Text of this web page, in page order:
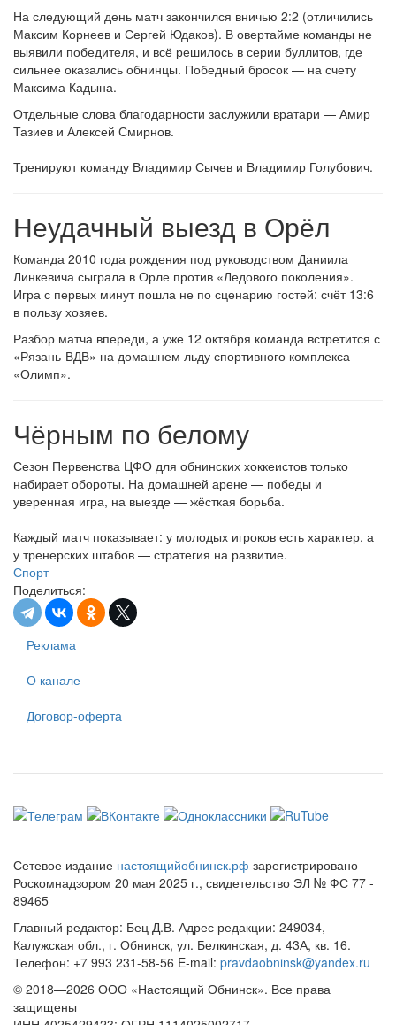
На следующий день матч закончился вничью 2:2 (отличились
Максим Корнеев и Сергей Юдаков). В овертайме команды не
выявили победителя, и всё решилось в серии буллитов, где
сильнее оказались обнинцы. Победный бросок — на счету
Максима Кадына.
Отдельные слова благодарности заслужили вратари — Амир
Тазиев и Алексей Смирнов.
Тренируют команду Владимир Сычев и Владимир Голубович.
Неудачный выезд в Орёл
Команда 2010 года рождения под руководством Даниила
Линкевича сыграла в Орле против «Ледового поколения».
Игра с первых минут пошла не по сценарию гостей: счёт 13:6
в пользу хозяев.
Разбор матча впереди, а уже 12 октября команда встретится с
«Рязань-ВДВ» на домашнем льду спортивного комплекса
«Олимп».
Чёрным по белому
Сезон Первенства ЦФО для обнинских хоккеистов только
набирает обороты. На домашней арене — победы и
уверенная игра, на выезде — жёсткая борьба.
Каждый матч показывает: у молодых игроков есть характер, а
у тренерских штабов — стратегия на развитие.
Спорт
Поделиться:
Реклама
О канале
Договор-оферта
Сетевое издание настоящийобнинск.рф зарегистрировано
Роскомнадзором 20 мая 2025 г., свидетельство ЭЛ № ФС 77 -
89465
Главный редактор: Бец Д.В. Адрес редакции: 249034,
Калужская обл., г. Обнинск, ул. Белкинская, д. 43А, кв. 16.
Телефон: +7 993 231-58-56 E-mail: pravdaobninsk@yandex.ru
© 2018—2026 ООО «Настоящий Обнинск». Все права
защищены